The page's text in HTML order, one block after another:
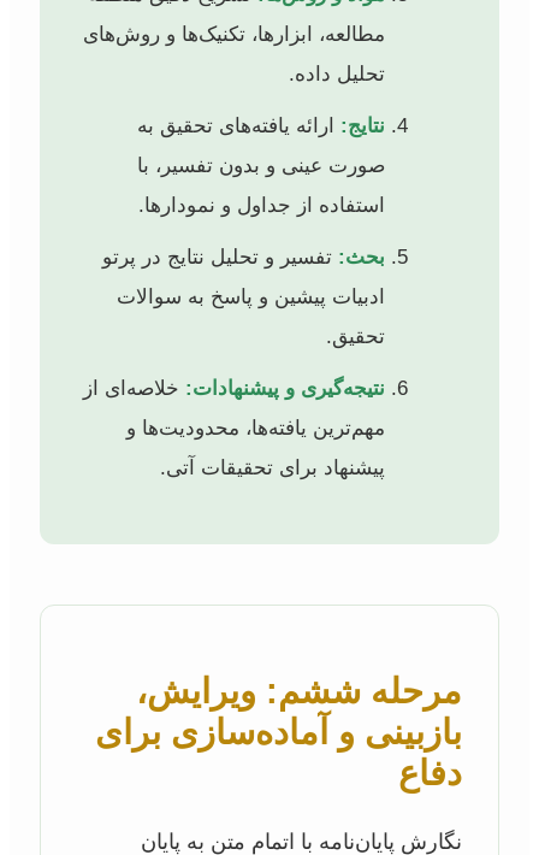
مطالعه، ابزارها، تکنیک‌ها و روش‌های
تحلیل داده.
نتایج: ارائه یافته‌های تحقیق به
صورت عینی و بدون تفسیر، با
استفاده از جداول و نمودارها.
بحث: تفسیر و تحلیل نتایج در پرتو
ادبیات پیشین و پاسخ به سوالات
تحقیق.
نتیجه‌گیری و پیشنهادات: خلاصه‌ای از
مهم‌ترین یافته‌ها، محدودیت‌ها و
پیشنهاد برای تحقیقات آتی.
مرحله ششم: ویرایش،
بازبینی و آماده‌سازی برای
دفاع
نگارش پایان‌نامه با اتمام متن به پایان